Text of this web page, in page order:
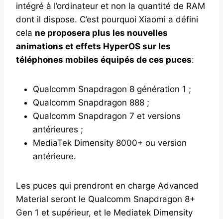
intégré à l’ordinateur et non la quantité de RAM
dont il dispose. C’est pourquoi Xiaomi a défini
cela ne proposera plus les nouvelles
animations et effets HyperOS sur les
téléphones mobiles équipés de ces puces:
Qualcomm Snapdragon 8 génération 1 ;
Qualcomm Snapdragon 888 ;
Qualcomm Snapdragon 7 et versions
antérieures ;
MediaTek Dimensity 8000+ ou version
antérieure.
Les puces qui prendront en charge Advanced
Material seront le Qualcomm Snapdragon 8+
Gen 1 et supérieur, et le Mediatek Dimensity